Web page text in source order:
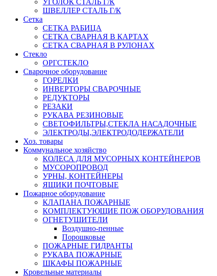
УГОЛОК СТАЛЬ Г/К
ШВЕЛЛЕР СТАЛЬ Г/К
Сетка
СЕТКА РАБИЦА
СЕТКА СВАРНАЯ В КАРТАХ
СЕТКА СВАРНАЯ В РУЛОНАХ
Стекло
ОРГСТЕКЛО
Сварочное оборудование
ГОРЕЛКИ
ИНВЕРТОРЫ СВАРОЧНЫЕ
РЕДУКТОРЫ
РЕЗАКИ
РУКАВА РЕЗИНОВЫЕ
СВЕТОФИЛЬТРЫ,СТЕКЛА НАСАДОЧНЫЕ
ЭЛЕКТРОДЫ,ЭЛЕКТРОДОДЕРЖАТЕЛИ
Хоз. товары
Коммунальное хозяйство
КОЛЕСА ДЛЯ МУСОРНЫХ КОНТЕЙНЕРОВ
МУСОРОПРОВОД
УРНЫ, КОНТЕЙНЕРЫ
ЯЩИКИ ПОЧТОВЫЕ
Пожарное оборудование
КЛАПАНА ПОЖАРНЫЕ
КОМПЛЕКТУЮЩИЕ ПОЖ ОБОРУДОВАНИЯ
ОГНЕТУШИТЕЛИ
Воздушно-пенные
Порошковые
ПОЖАРНЫЕ ГИДРАНТЫ
РУКАВА ПОЖАРНЫЕ
ШКАФЫ ПОЖАРНЫЕ
Кровельные материалы